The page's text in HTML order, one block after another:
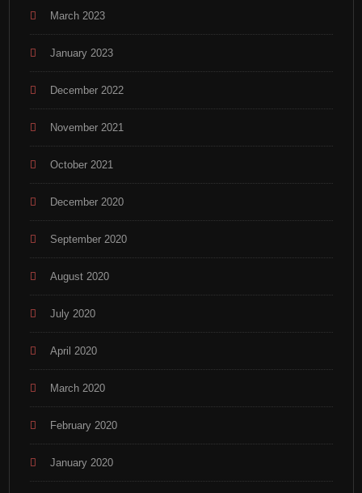
March 2023
January 2023
December 2022
November 2021
October 2021
December 2020
September 2020
August 2020
July 2020
April 2020
March 2020
February 2020
January 2020